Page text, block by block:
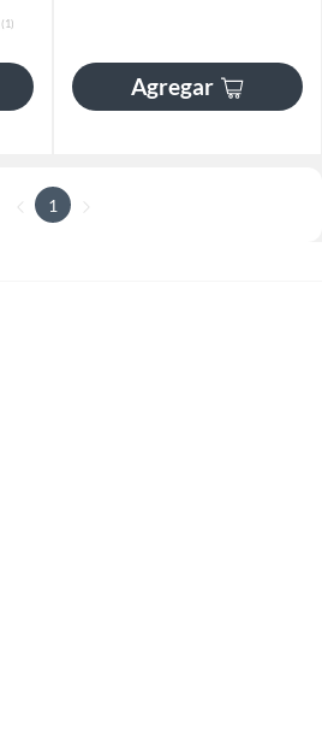
(1)
Agregar
1